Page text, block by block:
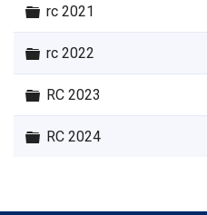
Carpeta
rc 2021
Carpeta
rc 2022
Carpeta
RC 2023
Carpeta
RC 2024